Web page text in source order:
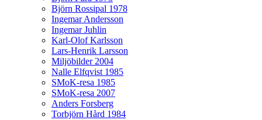
Björn Rossipal 1978
Ingemar Andersson
Ingemar Juhlin
Karl-Olof Karlsson
Lars-Henrik Larsson
Miljöbilder 2004
Nalle Elfqvist 1985
SMoK-resa 1985
SMoK-resa 2007
Anders Forsberg
Torbjörn Hård 1984